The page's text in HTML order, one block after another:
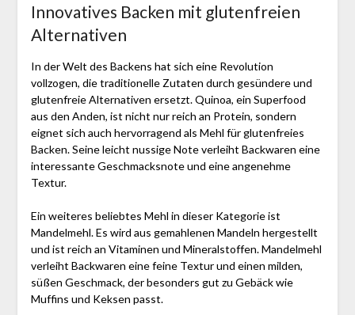
Innovatives Backen mit glutenfreien
Alternativen
In der Welt des Backens hat sich eine Revolution
vollzogen, die traditionelle Zutaten durch gesündere und
glutenfreie Alternativen ersetzt. Quinoa, ein Superfood
aus den Anden, ist nicht nur reich an Protein, sondern
eignet sich auch hervorragend als Mehl für glutenfreies
Backen. Seine leicht nussige Note verleiht Backwaren eine
interessante Geschmacksnote und eine angenehme
Textur.
Ein weiteres beliebtes Mehl in dieser Kategorie ist
Mandelmehl. Es wird aus gemahlenen Mandeln hergestellt
und ist reich an Vitaminen und Mineralstoffen. Mandelmehl
verleiht Backwaren eine feine Textur und einen milden,
süßen Geschmack, der besonders gut zu Gebäck wie
Muffins und Keksen passt.